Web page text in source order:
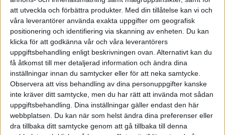
att utveckla och förbättra produkter. Med din tillåtelse kan vi och
våra leverantörer använda exakta uppgifter om geografisk
positionering och identifiering via skanning av enheten. Du kan
klicka för att godkänna vår och våra leverantörers
uppgiftsbehandling enligt beskrivningen ovan. Alternativt kan du
få åtkomst till mer detaljerad information och ändra dina
inställningar innan du samtycker eller för att neka samtycke.
Observera att viss behandling av dina personuppgifter kanske
inte kräver ditt samtycke, men du har rätt att invända mot sådan
uppgiftsbehandling. Dina inställningar gäller endast den här
webbplatsen. Du kan när som helst ändra dina preferenser eller
dra tillbaka ditt samtycke genom att gå tillbaka till denna
Har ett AB som jag vill avveckla men det finns lite
skulder kvar.
Så jag undrar om jag startar ett kb med 2st
ägare, kan jag då från kb utföra arbete till ab
utan att anställa .
Vill att ab skall bli skuldfri så det kan säljas. Har
sagt upp nuvarande anställd på ab.